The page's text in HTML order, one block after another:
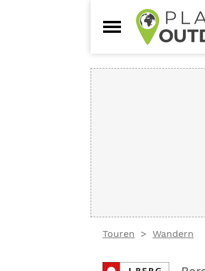
Touren Wandern